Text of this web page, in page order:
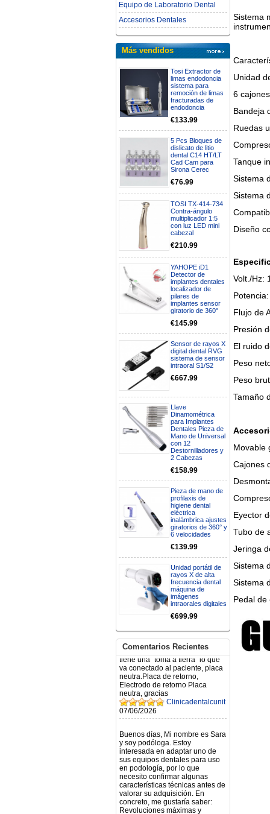
Equipo de Laboratorio Dental
Accesorios Dentales
Más vendidos
Tosi Extractor de
limas endodoncia
sistema para
remoción de limas
fracturadas de
endodoncia
€133.99
5 Pcs Bloques de
dislicato de litio
dental C14 HT/LT
Cad Cam para
Sirona Cerec
€76.99
TOSI TX-414-734
Contra-ángulo
multiplicador 1:5
con luz LED mini
cabezal
€210.99
YAHOPE iD1
Detector de
implantes dentales
localizador de
pilares de
implantes sensor
giratorio de 360°
€145.99
Sensor de rayos X
digital dental RVG
sistema de sensor
intraoral S1/S2
€667.99
Llave
Dinamométrica
para Implantes
Dentales Pieza de
Mano de Universal
con 12
Destornilladores y
2 Cabezas
€158.99
Pieza de mano de
profilaxis de
higiene dental
eléctrica
inalámbrica ajustes
giratorios de 360° y
6 velocidades
€139.99
Unidad portátil de
rayos X de alta
frecuencia dental
máquina de
imágenes
intraorales digitales
€699.99
Comentarios Recientes
Boa noite gostaria de saber se
seria possível entrega em
Portugal e quanto tempo no
máximo demoraria pra a morada
5430-423 Valpacos do seguinte
produto - Motor eléctrico dental
inalámbrico IPR pieza de mano
ortodoncia y pulido 2 en 1.
Rita
29/07/2026
Mi formulario de pedido: S /
N.2026060712980804 ,
BUENOS DIAS CUANDO
RECIBIRE MI PEDIDO,
GRACIAS
clinicadentalcunit
11/06/2026
Hola buenos días respecto al
electróbisturí, quisiera saber si
tiene una "toma a tierra" lo que
va conectado al paciente, placa
neutra.Placa de retorno,
Electrodo de retorno Placa
neutra, gracias
Clinicadentalcunit
07/06/2026
Buenos días, Mi nombre es Sara
interesada en adaptar uno de
sus equipos dentales para uso
en podología, por lo que
necesito confirmar algunas
características técnicas antes de
valorar su adquisición. En
concreto, me gustaría saber:
Revoluciones máximas y
mínimas del micromotor. Si el
sistema dispone de irrigación /
Sistema
Unidad
6
Bandeja
Ruedas
Tanque
Sistema
Sistema
Diseño
Volt./Hz:
Flujo de
Presión
El ruido
Peso
Peso
Tamaño
Movable
Cajones
Eyector
Tubo de
Jeringa
Sistema
Sistema
Pedal de